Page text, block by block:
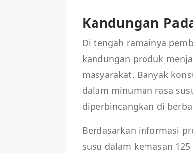
Kandungan
Di tengah ramainya
kandungan produk
masyarakat. Banyak
dalam minuman rasa
diperbincangkan di
Berdasarkan informasi
susu dalam kemasan